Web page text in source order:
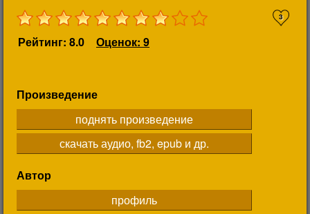
3
Рейтинг: 8.0 Оценок: 9
Произведение
поднять произведение
скачать аудио, fb2, epub и др.
Автор
профиль